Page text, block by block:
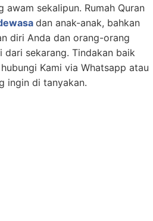
sekalipun. Rumah Quran
dan anak-anak, bahkan
diri Anda dan orang-orang
sekarang. Tindakan baik
Kami via Whatsapp atau
ingin di tanyakan.